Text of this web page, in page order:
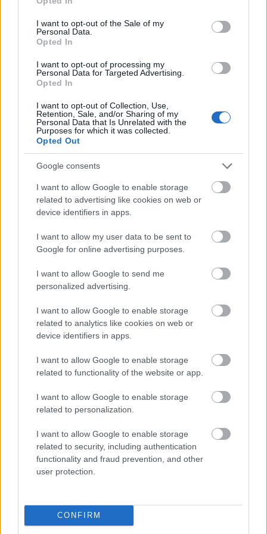
use your data for below specified purposes in below Google
consent section.
I want to opt-out of the Sale of my
Personal Data.
Opted In
I want to opt-out of processing my
Personal Data for Targeted Advertising.
Opted In
I want to opt-out of Collection, Use,
Retention, Sale, and/or Sharing of my
Personal Data that Is Unrelated with the
Purposes for which it was collected.
Opted Out
Google consents
I want to allow Google to enable storage
related to advertising like cookies on web or
device identifiers in apps.
I want to allow my user data to be sent to
Google for online advertising purposes.
I want to allow Google to send me
personalized advertising.
I want to allow Google to enable storage
related to analytics like cookies on web or
device identifiers in apps.
I want to allow Google to enable storage
related to functionality of the website or app.
I want to allow Google to enable storage
related to personalization.
I want to allow Google to enable storage
related to security, including authentication
functionality and fraud prevention, and other
user protection.
CONFIRM
dalaik közül is előadnak párat, például
Zoltánszólólemezéről, az Álomképről hallhatják
majd az eredetileg
Tóth Gabival
fölénekelt duettet,
A holnap másé már-t, ezúttal azonban
lesz a partner. A művészeken kívül persze a
zenekar is lelkesen készül a koncertre,
Csiszár
Ferenczenekarvezetővel együtt.
Mivel a házaspár rajong a Disney-musicalekért,
mesékért, ezúttal sem maradhat ki egy új
rajzfilmsláger a műsorból, így az Aladdin, a Tarzan
és A Szépség és a Szörnyeteg után most az Egyiptom
hercegéből adják elő Whitney Houston és Mariah
változatát, amelynek szövegétOrbán Tamásírta. A
szövegírónak más dala is elhangzik a koncerten,
többek között A szerelem él, amely a Duett albumon
- Ez egy új utat nyit abba az irányba, amit az
Ajándékkal megpróbáltunk elkezdeni. A szerzők Szabó
Zé, Sebastian Armand, illetve Johnny K. Palmer, aki az
eredeti szöveget írta. Egy új élet új dala ez..
Az alapvetően duettekből álló műsorban két-két
szólószámot is hallhatnak majd a nézők,